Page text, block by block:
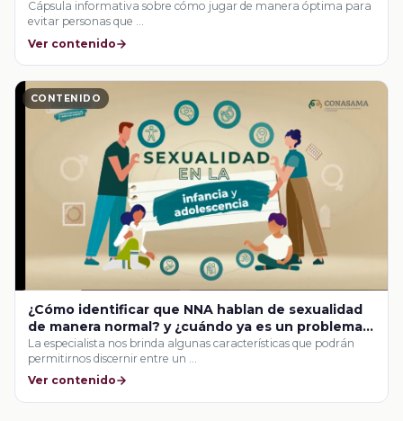
Cápsula informativa sobre cómo jugar de manera óptima para
evitar personas que …
Ver contenido
CONTENIDO
¿Cómo identificar que NNA hablan de sexualidad
de manera normal? y ¿cuándo ya es un problema
psicológico?
La especialista nos brinda algunas características que podrán
permitirnos discernir entre un …
Ver contenido